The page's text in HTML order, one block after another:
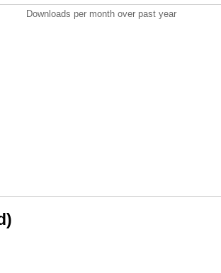
Downloads per month over past year